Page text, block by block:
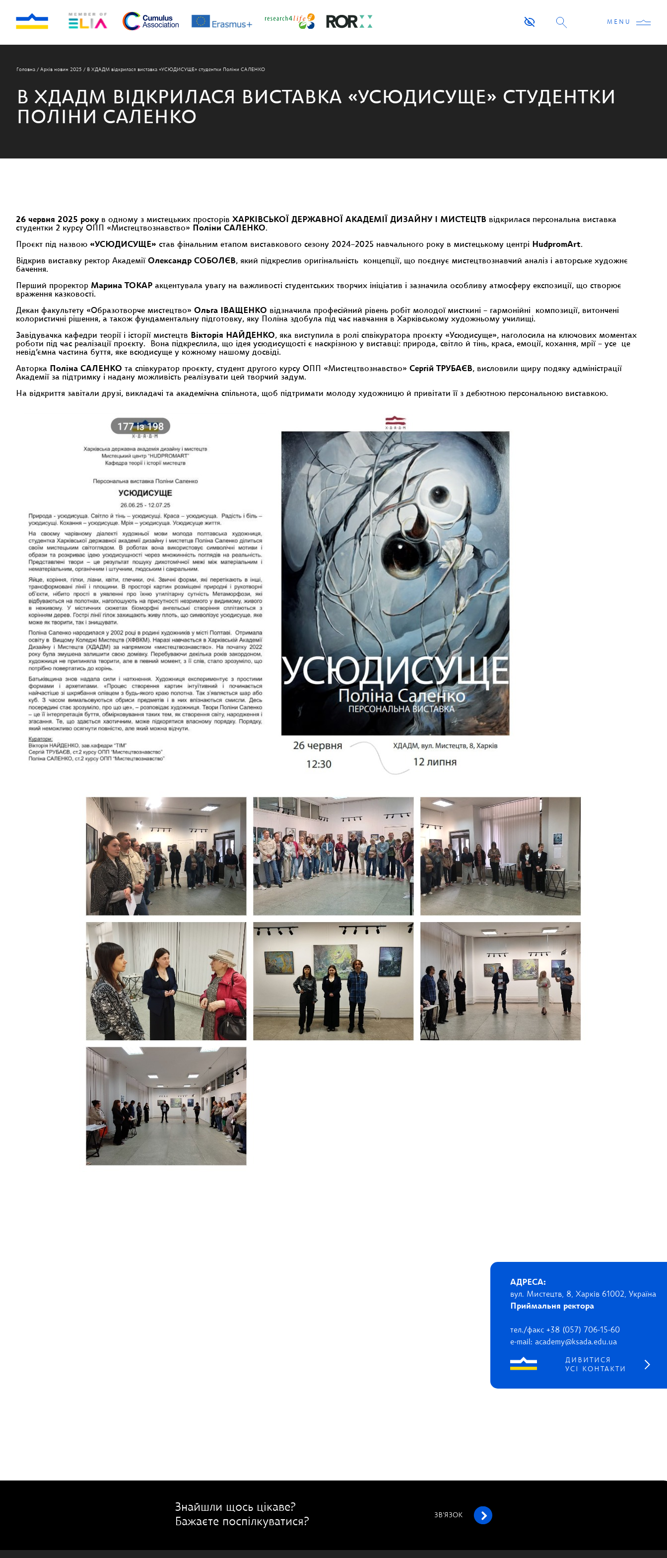
MENU
Головна / Архів новин 2025 / В ХДАДМ відкрилася виставка «УСЮДИСУЩЕ» студентки Поліни САЛЕНКО
В ХДАДМ ВІДКРИЛАСЯ ВИСТАВКА «УСЮДИСУЩЕ» СТУДЕНТКИ
ПОЛІНИ САЛЕНКО
26 червня 2025 рокув одному з мистецьких просторів ХАРКІВСЬКОЇ ДЕРЖАВНОЇ АКАДЕМІЇ ДИЗАЙНУ І МИСТЕЦТВ відкрилася персональна виставка
студентки 2 курсу ОПП «Мистецтвознавство»
Поліни САЛЕНКО.
Проєкт під назвою «УСЮДИСУЩЕ» став фінальним етапом виставкового сезону 2024–2025 навчального року в мистецькому центрі HudpromArt.
Відкрив виставку ректор Академії Олександр СОБОЛЄВ, який підкреслив оригінальність концепції, що поєднує мистецтвознавчий аналіз і авторське художнє
бачення.
Перший проректор Марина ТОКАР акцентувала увагу на важливості студентських творчих ініціатив і зазначила особливу атмосферу експозиції, що створює
враження казковості.
Декан факультету «Образотворче мистецтво» Ольга ІВАЩЕНКО відзначила професійний рівень робіт молодої мисткині – гармонійні композиції, витончені
колористичні рішення, а також фундаментальну підготовку, яку Поліна здобула під час навчання в Харківському художньому училищі.
Завідувачка кафедри теорії і історії мистецтв Вікторія НАЙДЕНКО, яка виступила в ролі спвікуратора проєкту «Усюдисуще», наголосила на ключових моментах
роботи під час реалізації проєкту. Вона підкреслила, що ідея усюдисущості є наскрізною у виставці: природа, світло й тінь, краса, емоції, кохання, мрії – усе це
невід’ємна частина буття, яке всюдисуще у кожному нашому досвіді.
Авторка Поліна САЛЕНКО та співкуратор проєкту, студент другого курсу ОПП «Мистецтвознавство» Сергій ТРУБАЄВ, висловили щиру подяку адміністрації
Академії за підтримку і надану можливість реалізувати цей творчий задум.
На відкриття завітали друзі, викладачі та академічна спільнота, щоб підтримати молоду художницю й привітати її з дебютною персональною виставкою.
АДРЕСА:
вул. Мистецтв, 8, Харків 61002, Україна
Приймальня ректора
тел./факс +38 (057) 706-15-60
e-mail: academy@ksada.edu.ua
ДИВИТИСЯ
УСІ КОНТАКТИ
Знайшли щось цікаве?
Бажаєте поспілкуватися?
ЗВ’ЯЗОК